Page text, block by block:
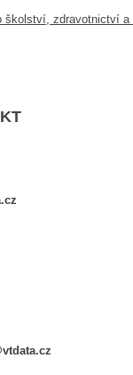
školství, zdravotnictví a